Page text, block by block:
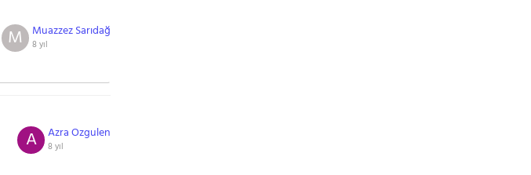
Muazzez Sarıdağ
8 yıl
M
Azra Ozgulen
8 yıl
A